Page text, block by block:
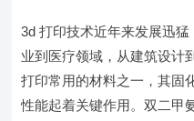
3d 打印技术近年来发展迅
业到医疗领域，从建筑设计
打印常用的材料之一，其固
性能起着关键作用。双二甲